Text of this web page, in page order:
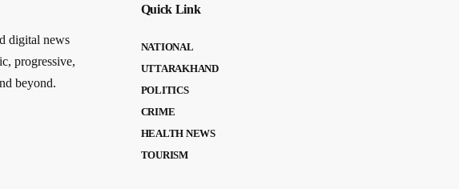
digital news
progressive,
beyond.
Quick Link
NATIONAL
UTTARAKHAND
POLITICS
CRIME
HEALTH NEWS
TOURISM